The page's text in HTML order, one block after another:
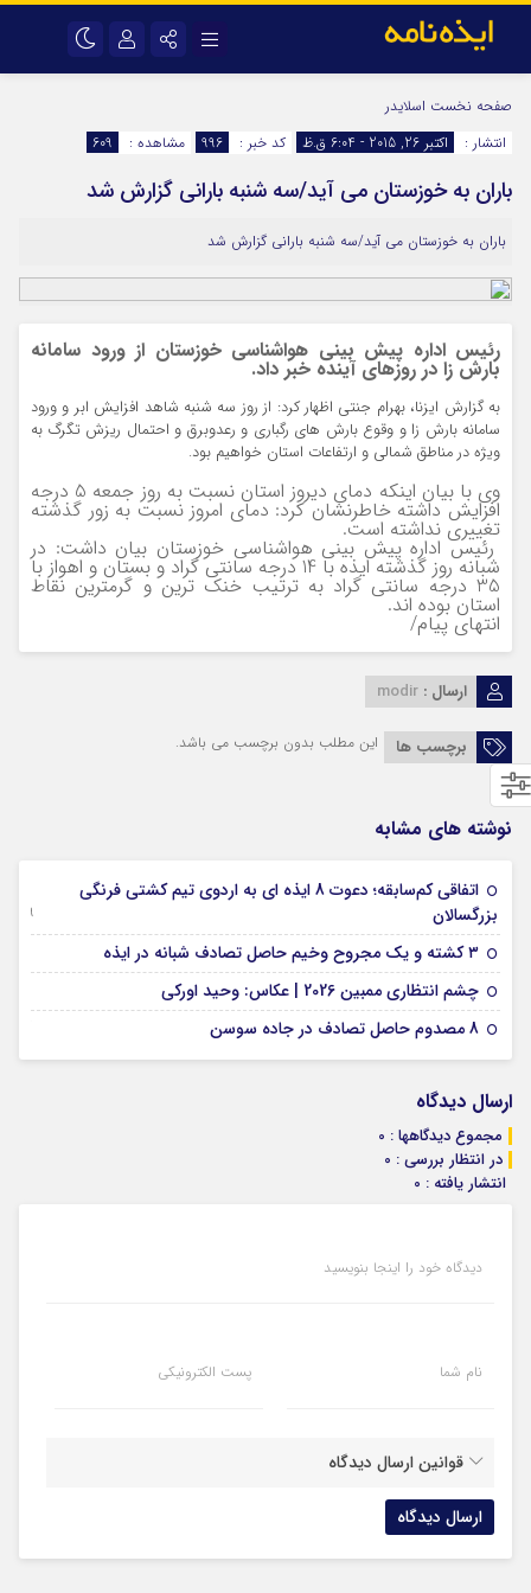
اینستاگرام
سروش
ایتا
آپارات
اپلیکیشن رمز عبور
مرا به خاطر بسپار
صفحه نخست اسلایدر
انتشار :
اکتبر 26, 2015 - 6:04 ق.ظ کد خبر : 996 مشاهده : 609
باران به خوزستان می آید/سه شنبه بارانی گزارش شد
باران به خوزستان می آید/سه شنبه بارانی گزارش شد
رئيس اداره پيش بينی هواشناسی خوزستان از ورود سامانه
بارش زا در روزهای آینده خبر داد.
به گزارش ایزنا، بهرام جنتي اظهار کرد: از روز سه شنبه شاهد افزايش ابر و ورود
سامانه بارش زا و وقوع بارش هاي رگباري و رعدوبرق و احتمال ريزش تگرگ به
ويژه در مناطق شمالي و ارتفاعات استان خواهيم بود.
وی با بیان اینکه دمای دیروز استان نسبت به روز جمعه 5 درجه
افزایش داشته خاطرنشان کرد: دمای امروز نسبت به زور گذشته
تغییری نداشته است.
رئيس اداره پيش بيني هواشناسي خوزستان بیان داشت: در
شبانه روز گذشته ايذه با 14 درجه سانتي گراد و بستان و اهواز با
35 درجه سانتي گراد به ترتیب خنک ترين و گرمترين نقاط
استان بوده اند.
انتهای پیام/
ارسال : modir
برچسب ها این مطلب بدون برچسب می باشد.
نوشته های مشابه
اتفاقی کم‌سابقه؛ دعوت 8 ایذه ای به اردوی تیم کشتی فرنگی
بزرگسالان
09 جولای 2026
۳ کشته و یک مجروح وخیم حاصل تصادف شبانه در ایذه
چشم انتظاری ممبین 2026 | عکاس: وحید اورکی
8 مصدوم حاصل تصادف در جاده سوسن
ارسال دیدگاه
مجموع دیدگاهها : 0
در انتظار بررسی : 0
انتشار یافته : 0
دیدگاه خود را اینجا بنویسید
نام شما پست الکترونیکی
قوانین ارسال دیدگاه